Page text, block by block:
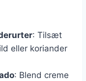
: Tilsæt
eller koriander
: Blend creme